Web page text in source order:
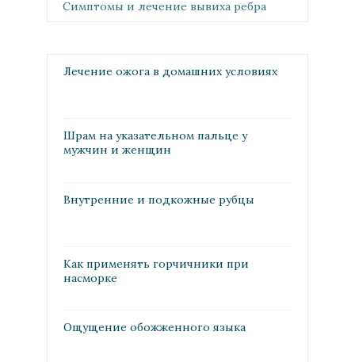
Симптомы и лечение вывиха ребра
Лечение ожога в домашних условиях
Шрам на указательном пальце у
мужчин и женщин
Внутренние и подкожные рубцы
Как применять горчичники при
насморке
Ощущение обожженного языка